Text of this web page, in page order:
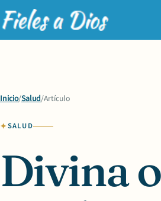
Inicio/Salud/Artículo
SALUD
Divina